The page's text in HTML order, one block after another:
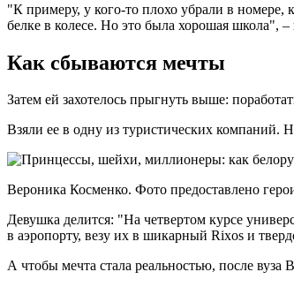
"К примеру, у кого-то плохо убрали в номере,
белке в колесе. Но это была хорошая школа",
Как сбываются мечты
Затем ей захотелось прыгнуть выше:
Взяли ее в одну из туристических компаний.
Вероника Косменко. Фото предоставлено
Девушка делится: "На четвертом курсе
в аэропорту, везу их в шикарный Rixos и
А чтобы мечта стала реальностью, после вуза